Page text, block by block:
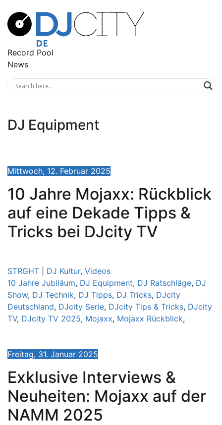
Record Pool
News
DJ Equipment
Mittwoch, 12. Februar 2025
10 Jahre Mojaxx: Rückblick
auf eine Dekade Tipps &
Tricks bei DJcity TV
STRGHT DJ Kultur, Videos
10 Jahre Jubiläum, DJ Equipment, DJ Ratschläge, DJ
Show, DJ Technik, DJ Tipps, DJ Tricks, DJcity
Deutschland, DJcity Serie, DJcity Tips & Tricks, DJcity
TV, DJcity TV 2025, Mojaxx, Mojaxx Rückblick,
Freitag, 31. Januar 2025
Exklusive Interviews &
Neuheiten: Mojaxx auf der
NAMM 2025